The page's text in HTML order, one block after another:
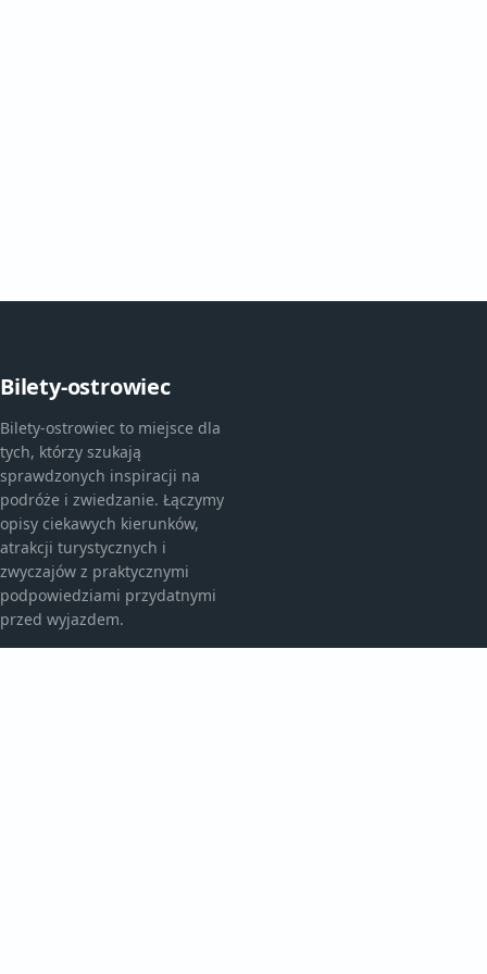
Bilety-ostrowiec
Bilety-ostrowiec to miejsce dla
tych, którzy szukają
sprawdzonych inspiracji na
podróże i zwiedzanie. Łączymy
opisy ciekawych kierunków,
atrakcji turystycznych i
zwyczajów z praktycznymi
podpowiedziami przydatnymi
przed wyjazdem.